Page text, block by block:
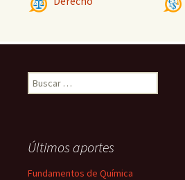
Buscar:
Últimos aportes
Fundamentos de Química